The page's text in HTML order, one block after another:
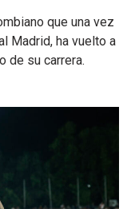
que una vez
Madrid, ha vuelto a
de su carrera.